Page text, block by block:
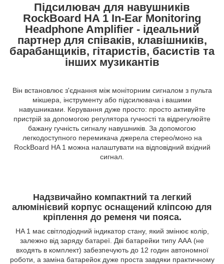
Підсилювач для навушників
RockBoard HA 1 In-Ear Monitoring
Headphone Amplifier - ідеальний
партнер для співаків, клавішників,
барабанщиків, гітаристів, басистів та
інших музикантів
Він встановлює з'єднання між моніторним сигналом з пульта
мікшера, інструменту або підсилювача і вашими
навушниками. Керування дуже просто: просто активуйте
пристрій за допомогою регулятора гучності та відрегулюйте
бажану гучність сигналу навушників. За допомогою
легкодоступного перемикача джерела стерео/моно на
RockBoard HA 1 можна налаштувати на відповідний вхідний
сигнал.
Надзвичайно компактний та легкий
алюмінієвий корпус оснащений кліпсою для
кріплення до ременя чи пояса.
HA 1 має світлодіодний індикатор стану, який змінює колір,
залежно від заряду батареї. Дві батарейки типу ААА (не
входять в комплект) забезпечують до 12 годин автономної
роботи, а заміна батарейок дуже проста завдяки практичному